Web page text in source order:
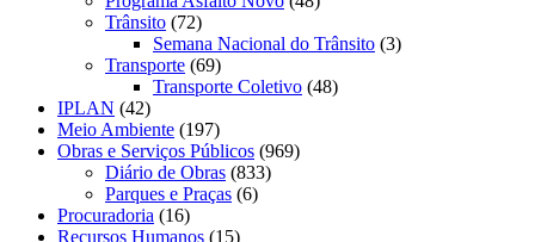
Trânsito (72)
Semana Nacional do Trânsito (3)
Transporte (69)
Transporte Coletivo (48)
IPLAN (42)
Meio Ambiente (197)
Obras e Serviços Públicos (969)
Diário de Obras (833)
Parques e Praças (6)
Procuradoria (16)
Recursos Humanos (15)